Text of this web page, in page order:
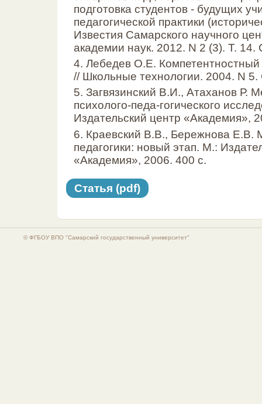
подготовка студентов - будущих
педагогической практики
Известия Самарского научного
академии наук. 2012. N 2 (3). Т. 14.
4. Лебедев О.Е.
// Школьные технологии. 2004. N 5.
5. Загвязинский В.И., Атаханов Р.
психолого-педа-гогического
Издательский центр «Академия»,
6. Краевский В.В., Бережнова Е.В.
педагогики: новый этап. М.:
«Академия», 2006. 400 с.
Статья (pdf)
© ФГБОУ ВПО "Самарский государственный университет"